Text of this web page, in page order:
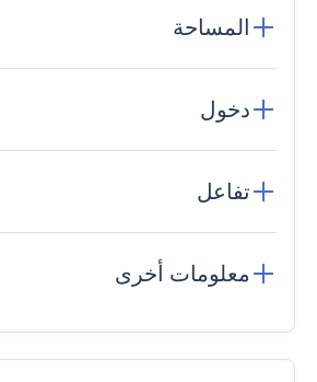
المساحة
دخول
تفاعل
معلومات أخرى